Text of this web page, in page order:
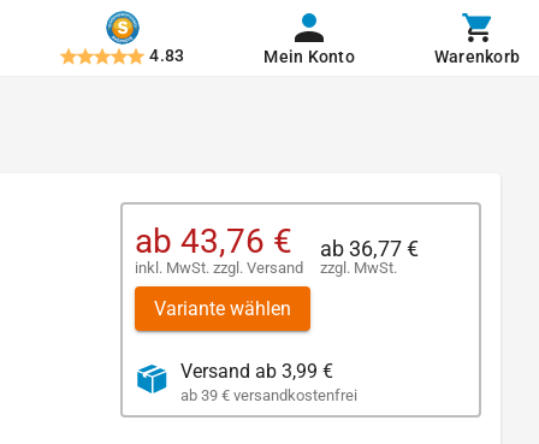
4.83 Mein Konto Warenkorb
ab 43,76 €
inkl. MwSt. zzgl. Versand
ab36,77 €
zzgl. MwSt.
Variante wählen
Versand ab 3,99 €
ab 39 € versandkostenfrei